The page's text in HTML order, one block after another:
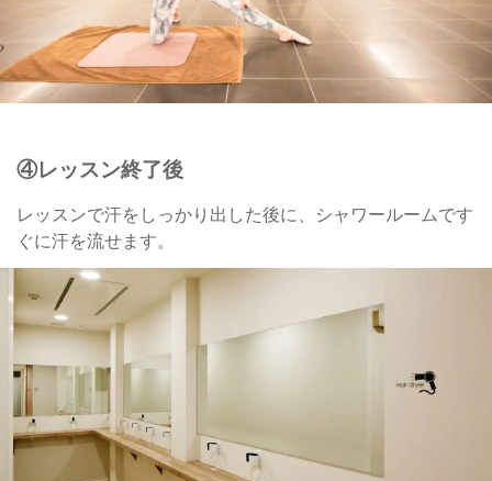
④レッスン終了後
​レッスンで汗をしっかり出した後に、シャワールームです
ぐに汗を流せます。